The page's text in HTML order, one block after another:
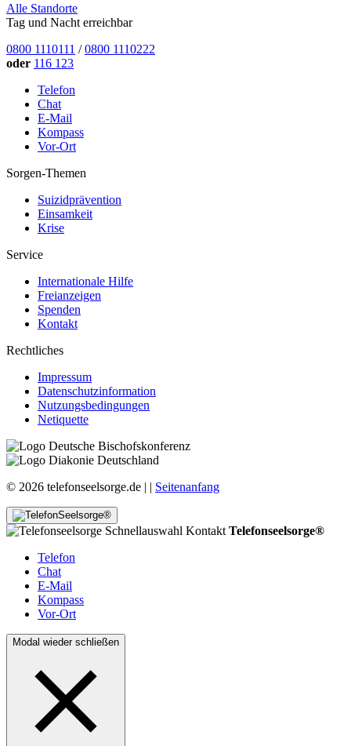
Alle Standorte
Tag und Nacht erreichbar
0800 1110111 /0800 1110222
oder 116 123
Telefon
Chat
E-Mail
Kompass
Vor-Ort
Sorgen-Themen
Suizidprävention
Einsamkeit
Krise
Service
Internationale Hilfe
Freianzeigen
Spenden
Kontakt
Rechtliches
Impressum
Datenschutzinformation
Nutzungsbedingungen
Netiquette
© 2026 telefonseelsorge.de | | Seitenanfang
Telefonseelsorge®
Telefon
Chat
E-Mail
Kompass
Vor-Ort
Modal wieder schließen